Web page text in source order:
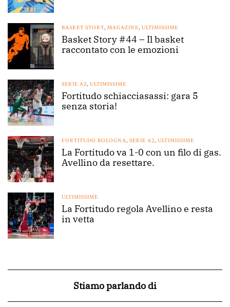
BASKET STORY, MAGAZINE, ULTIMISSIME
Basket Story #44 – Il basket
raccontato con le emozioni
SERIE A2, ULTIMISSIME
Fortitudo schiacciasassi: gara 5
senza storia!
FORTITUDO BOLOGNA, SERIE A2, ULTIMISSIME
La Fortitudo va 1-0 con un filo di gas.
Avellino da resettare.
ULTIMISSIME
La Fortitudo regola Avellino e resta
in vetta
Stiamo parlando di